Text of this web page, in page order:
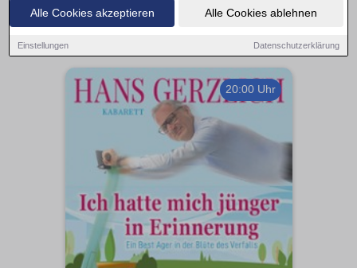
Alle Cookies akzeptieren Alle Cookies ablehnen
Einstellungen Datenschutzerklärung
Recklinghausen – hier finden alles im Überblick und Tickets.
20:00 Uhr